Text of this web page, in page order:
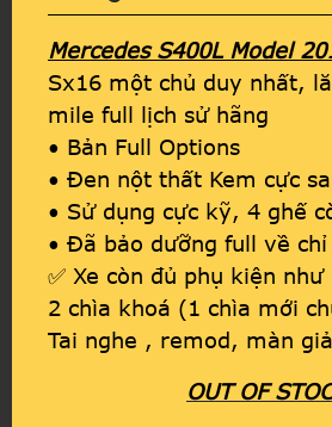
Mercedes S400L Model
Sx16 một chủ duy nhất,
mile full lịch sử hãng
• Bản Full Options
• Đen nột thất Kem cực
• Sử dụng cực kỹ, 4 ghế
• Đã bảo dưỡng full về
✅ Xe còn đủ phụ kiện
2 chìa khoá (1 chìa mới
Tai nghe , remod, màn
OUT OF